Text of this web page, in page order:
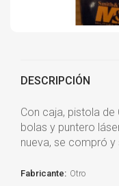
DESCRIPCIÓN
Con caja, pistola
bolas y puntero
nueva, se compró
Fabricante: Otro